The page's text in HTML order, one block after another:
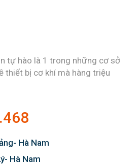
tự hào là 1 trong những cơ sở
thiết bị cơ khí mà hàng triệu
Hà Nam
Hà Nam